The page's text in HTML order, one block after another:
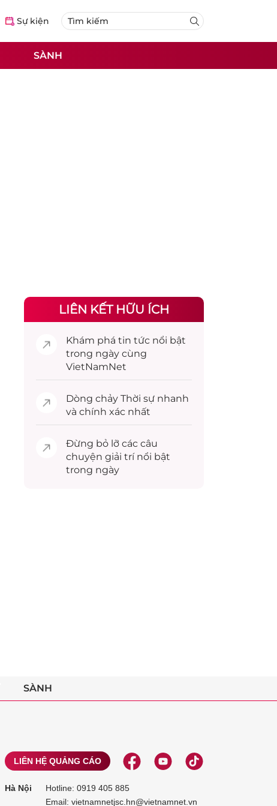
Sự kiện
SÀNH
LIÊN KẾT HỮU ÍCH
Khám phá tin tức nổi bật
trong ngày cùng
VietNamNet
Dòng chảy Thời sự nhanh
và chính xác nhất
Đừng bỏ lỡ các câu
chuyện giải trínổi bật
trong ngày
SÀNH
LIÊN HỆ QUẢNG CÁO
Hà Nội Hotline: 0919 405 885
Email: vietnamnetjsc.hn@vietnamnet.vn